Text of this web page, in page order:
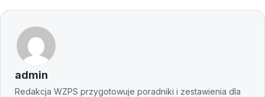
admin
Redakcja WZPS przygotowuje poradniki i zestawienia dla